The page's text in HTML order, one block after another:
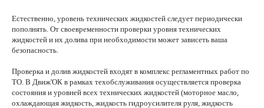
Естественно, уровень технических жидкостей следует периодически
пополнять. От своевременности проверки уровня технических
жидкостей и их долива при необходимости может зависеть ваша
безопасность.
Проверка и долив жидкостей входят в комплекс регламентных работ по
ТО. В Движ'ОК в рамках техобслуживания осуществляется проверка
состояния и уровней всех технических жидкостей (моторное масло,
охлаждающая жидкость, жидкость гидроусилителя руля, жидкость